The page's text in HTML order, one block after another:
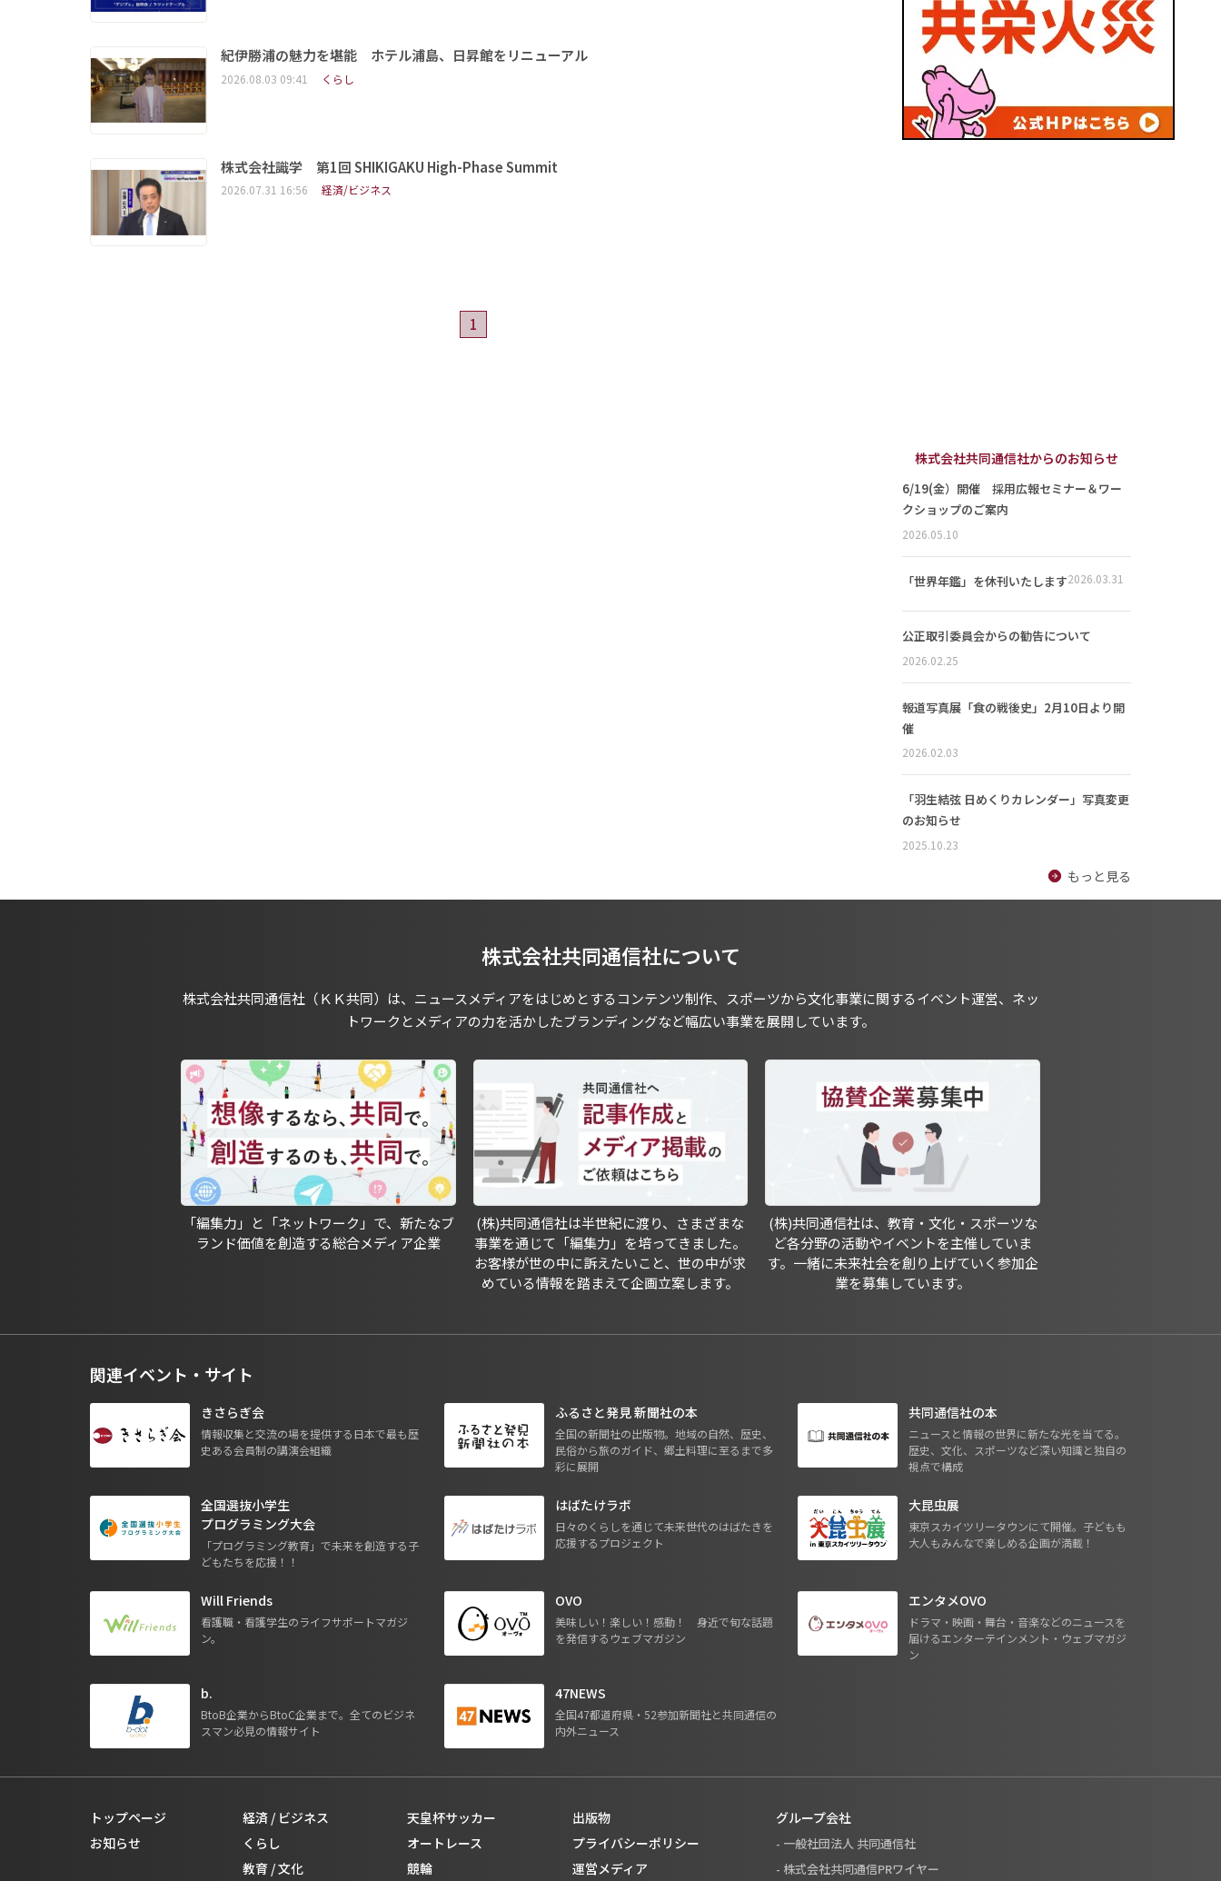
紀伊勝浦の魅力を堪能 ホテル浦島、日昇館をリニューアル
2026.08.03 09:41 くらし
株式会社識学 第1回 SHIKIGAKU High-Phase Summit
2026.07.31 16:56 経済/ビジネス
1
株式会社共同通信社からのお知らせ
6/19(金）開催 採用広報セミナー＆ワー
クショップのご案内
2026.05.10
「世界年鑑」を休刊いたします2026.03.31
公正取引委員会からの勧告について
2026.02.25
報道写真展「食の戦後史」2月10日より開
催
2026.02.03
「羽生結弦 日めくりカレンダー」写真変更
のお知らせ
2025.10.23
もっと見る
株式会社共同通信社について
株式会社共同通信社（ＫＫ共同）は、ニュースメディアをはじめとするコンテンツ制作、スポーツから文化事業に関するイベント運営、ネッ
トワークとメディアの力を活かしたブランディングなど幅広い事業を展開しています。
「編集力」と「ネットワーク」で、新たなブ
ランド価値を創造する総合メディア企業
(株)共同通信社は半世紀に渡り、さまざまな
事業を通じて「編集力」を培ってきました。
お客様が世の中に訴えたいこと、世の中が求
めている情報を踏まえて企画立案します。
(株)共同通信社は、教育・文化・スポーツな
ど各分野の活動やイベントを主催していま
す。一緒に未来社会を創り上げていく参加企
業を募集しています。
関連イベント・サイト
きさらぎ会
情報収集と交流の場を提供する日本で最も歴
史ある会員制の講演会組織
ふるさと発見 新聞社の本
全国の新聞社の出版物。地域の自然、歴史、
民俗から旅のガイド、郷土料理に至るまで多
彩に展開
共同通信社の本
ニュースと情報の世界に新たな光を当てる。
歴史、文化、スポーツなど深い知識と独自の
視点で構成
全国選抜小学生
プログラミング大会
「プログラミング教育」で未来を創造する子
どもたちを応援！！
はばたけラボ
日々のくらしを通じて未来世代のはばたきを
応援するプロジェクト
大昆虫展
東京スカイツリータウンにて開催。子どもも
大人もみんなで楽しめる企画が満載！
Will Friends
看護職・看護学生のライフサポートマガジ
ン。
OVO
美味しい！楽しい！感動！ 身近で旬な話題
を発信するウェブマガジン
エンタメOVO
ドラマ・映画・舞台・音楽などのニュースを
届けるエンターテインメント・ウェブマガジ
ン
b.
BtoB企業からBtoC企業まで。全てのビジネ
スマン必見の情報サイト
47NEWS
全国47都道府県・52参加新聞社と共同通信の
内外ニュース
トップページ
お知らせ
経済 / ビジネス
くらし
教育 / 文化
天皇杯サッカー
オートレース
競輪
出版物
プライバシーポリシー
運営メディア
グループ会社
- 一般社団法人 共同通信社
- 株式会社共同通信PRワイヤー